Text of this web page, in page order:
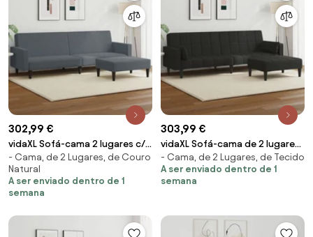
302,99 €
vidaXL Sofá-cama 2 lugares c/
apoio de pés veludo cinzento-
escuro
- Cama, de 2 Lugares, de Couro
Natural
A ser enviado dentro de 1
semana
303,99 €
vidaXL Sofá-cama de 2 lugares
com apoio de pés tecido preto
- Cama, de 2 Lugares, de Tecido
A ser enviado dentro de 1
semana